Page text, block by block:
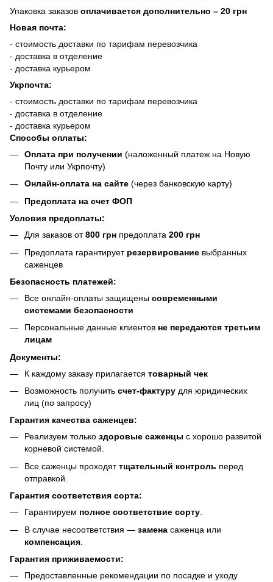
Упаковка заказов оплачивается дополнительно – 20 грн
Новая почта:
- стоимость доставки по тарифам перевозчика
- доставка в отделение
- доставка курьером
Укрпочта:
- стоимость доставки по тарифам перевозчика
- доставка в отделение
- доставка курьером
Способы оплаты:
Оплата при получении (наложенный платеж на Новую
Почту или Укрпочту)
Онлайн-оплата на сайте (через банковскую карту)
Предоплата на счет ФОП
Условия предоплаты:
Для заказов от800 грн предоплата 200 грн
Предоплата гарантирует резервирование выбранных
саженцев
Безопасность платежей:
Все онлайн-оплаты защищены современными
системами безопасности
Персональные данные клиентов не передаются третьим
лицам
Документы:
К каждому заказу прилагается товарный чек
Возможность получить счет-фактуру для юридических
лиц (по запросу)
Гарантия качества саженцев:
Реализуем только здоровые саженцы с хорошо развитой
корневой системой.
Все саженцы проходяттщательный контроль перед
отправкой.
Гарантия соответствия сорта:
Гарантируем полное соответствие сорту.
В случае несоответствия — замена саженца или
компенсация
Гарантия приживаемости:
Предоставленные рекомендации по посадке и уходу